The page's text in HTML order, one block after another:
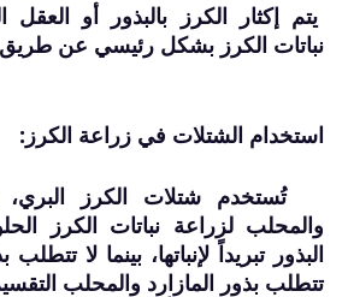
يتم إكثار الكرز بالبذور أو العقل
نباتات الكرز بشكل رئيسي عن طريق
استخدام الشتلات في زراعة الكرز:
تُستخدم شتلات الكرز البري،
والمحلب لزراعة نباتات الكرز
البذور تبريداً لإنباتها، بينما لا
تتطلب بذور المازارد والمحلب